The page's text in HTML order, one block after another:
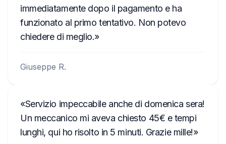
immediatamente dopo il pagamento e ha
funzionato al primo tentativo. Non potevo
chiedere di meglio.
Giuseppe R.
Servizio impeccabile anche di domenica sera!
Un meccanico mi aveva chiesto 45€ e tempi
lunghi, qui ho risolto in 5 minuti. Grazie mille!